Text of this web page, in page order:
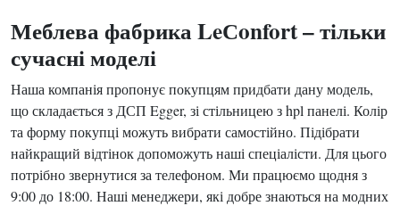
Меблева фабрика LeСonfort – тільки
сучасні моделі
Наша компанія пропонує покупцям придбати дану модель,
що складається з ДСП Egger, зі стільницею з hpl панелі. Колір
та форму покупці можуть вибрати самостійно. Підібрати
найкращий відтінок допоможуть наші спеціалісти. Для цього
потрібно звернутися за телефоном. Ми працюємо щодня з
9:00 до 18:00. Наші менеджери, які добре знаються на модних